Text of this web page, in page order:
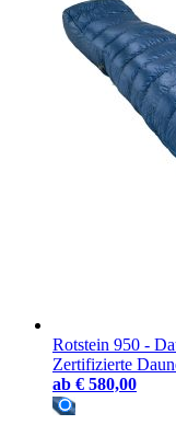
Rotstein 950 -
Zertifizierte
ab € 580,00